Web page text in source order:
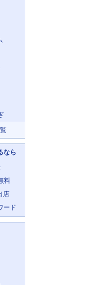
なら
料
店
ード